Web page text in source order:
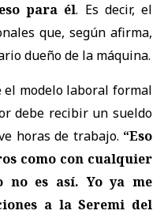
para él. Es decir, el
que, según afirma,
dueño de la máquina.
el modelo laboral formal
debe recibir un sueldo
horas de trabajo. “Eso
como con cualquier
no es así. Yo ya me
a la Seremi del